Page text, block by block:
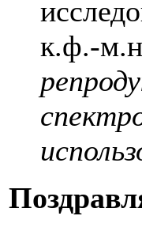
к.ф.-